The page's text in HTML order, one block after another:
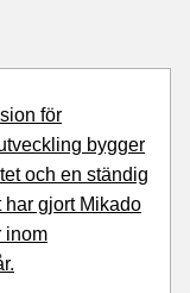
för
bygger
och en ständig
gjort Mikado
inom